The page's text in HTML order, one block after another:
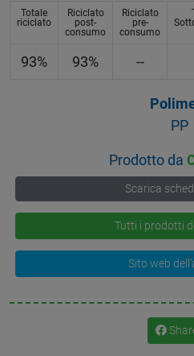
Totale
riciclato
Riciclato
post-
consumo
Riciclato
pre-
consumo
93% 93% --
PP
Prodotto da
Scarica
Tutti i prodotti
Sito web